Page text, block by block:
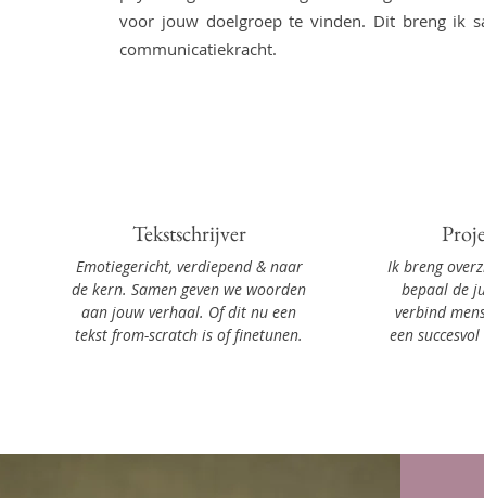
voor jouw doelgroep te vinden. Dit breng ik
communicatiekracht.
Tekstschrijver
Emotiegericht, verdiepend & naar
de kern. Samen geven we woorden
aan jouw verhaal. Of dit nu een
tekst from-scratch is of finetunen.
Ik breng
bepaal de
verbind
een